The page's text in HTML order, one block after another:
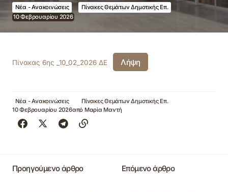
Νέα - Ανακοινώσεις
Πίνακες Θεμάτων Δημοτικής Επ.
10 Φεβρουαρίου 2026
Πίνακας 6ης _10_02_2026 ΔΕ Λήψη
Νέα - Ανακοινώσεις
Πίνακες Θεμάτων Δημοτικής Επ.
10 Φεβρουαρίου 2026από Μαρία Μαντή
Προηγούμενο άρθρο Επόμενο άρθρο